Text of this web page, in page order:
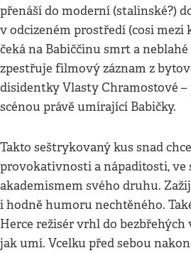
přenáší do moderní (stalinské?)
v odcizeném prostředí (cosi
čeká na Babiččinu smrt a
zpestřuje filmový záznam z
disidentky Vlasty Chramostové –
scénou právě umírající Babičky.
Takto seštrykovaný kus snad
provokativnosti a nápaditosti, ve
akademismem svého druhu.
i hodně humoru nechtěného.
Herce režisér vrhl do bezbřehých
jak umí. Vcelku před sebou